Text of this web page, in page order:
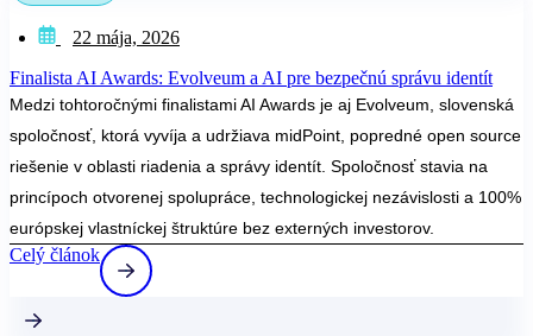
22 mája, 2026
Finalista AI Awards: Evolveum a AI pre bezpečnú správu identít
Medzi tohtoročnými finalistami AI Awards je aj Evolveum, slovenská
spoločnosť, ktorá vyvíja a udržiava midPoint, popredné open source
riešenie v oblasti riadenia a správy identít. Spoločnosť stavia na
princípoch otvorenej spolupráce, technologickej nezávislosti a 100%
európskej vlastníckej štruktúre bez externých investorov.
Celý článok